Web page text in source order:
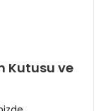
Kutusu ve